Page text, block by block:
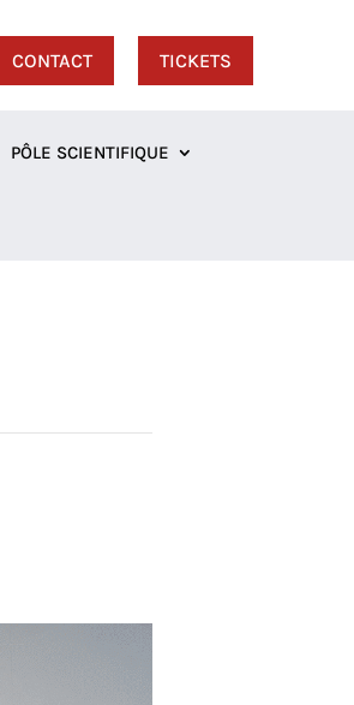
CONTACT TICKETS
PÔLE SCIENTIFIQUE